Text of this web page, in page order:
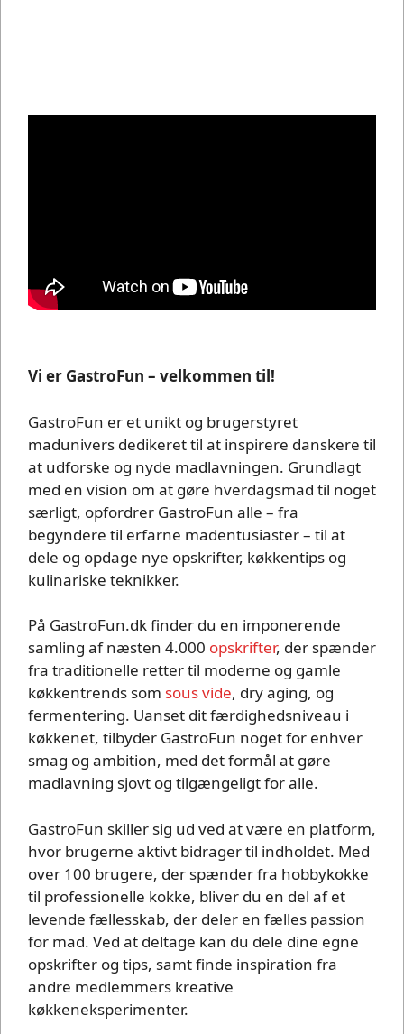
Vi er GastroFun – velkommen til!
GastroFun er et unikt og brugerstyret
madunivers dedikeret til at inspirere danskere til
at udforske og nyde madlavningen. Grundlagt
med en vision om at gøre hverdagsmad til noget
særligt, opfordrer GastroFun alle – fra
begyndere til erfarne madentusiaster – til at
dele og opdage nye opskrifter, køkkentips og
kulinariske teknikker.
På GastroFun.dk finder du en imponerende
samling af næsten 4.000 opskrifter, der spænder
fra traditionelle retter til moderne og gamle
køkkentrends som sous vide, dry aging, og
fermentering. Uanset dit færdighedsniveau i
køkkenet, tilbyder GastroFun noget for enhver
smag og ambition, med det formål at gøre
madlavning sjovt og tilgængeligt for alle.
GastroFun skiller sig ud ved at være en platform,
hvor brugerne aktivt bidrager til indholdet. Med
over 100 brugere, der spænder fra hobbykokke
til professionelle kokke, bliver du en del af et
levende fællesskab, der deler en fælles passion
for mad. Ved at deltage kan du dele dine egne
opskrifter og tips, samt finde inspiration fra
andre medlemmers kreative
køkkeneksperimenter.